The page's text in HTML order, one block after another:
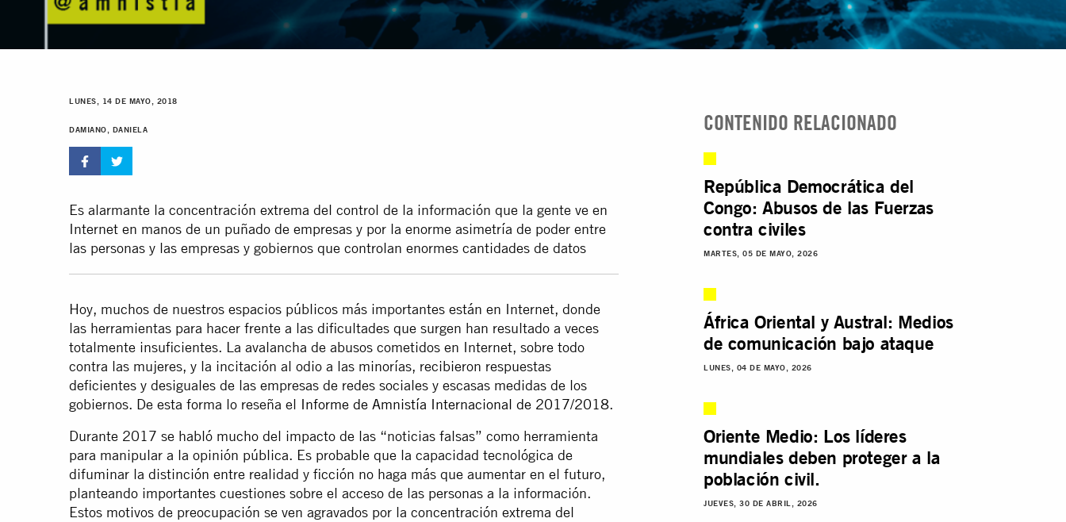
LUNES, 14 DE MAYO, 2018
DAMIANO, DANIELA
Es alarmante la concentración extrema del control de la información que la gente ve en
Internet en manos de un puñado de empresas y por la enorme asimetría de poder entre
las personas y las empresas y gobiernos que controlan enormes cantidades de datos
Hoy, muchos de nuestros espacios públicos más importantes están en Internet, donde
las herramientas para hacer frente a las dificultades que surgen han resultado a veces
totalmente insuficientes. La avalancha de abusos cometidos en Internet, sobre todo
contra las mujeres, y la incitación al odio a las minorías, recibieron respuestas
deficientes y desiguales de las empresas de redes sociales y escasas medidas de los
gobiernos. De esta forma lo reseña el Informe de Amnistía Internacional de 2017/2018.
Durante 2017 se habló mucho del impacto de las “noticias falsas” como herramienta
para manipular a la opinión pública. Es probable que la capacidad tecnológica de
difuminar la distinción entre realidad y ficción no haga más que aumentar en el futuro,
planteando importantes cuestiones sobre el acceso de las personas a la información.
Estos motivos de preocupación se ven agravados por la concentración extrema del
CONTENIDO RELACIONADO
República Democrática del
Congo: Abusos de las Fuerzas
contra civiles
MARTES, 05 DE MAYO, 2026
África Oriental y Austral: Medios
de comunicación bajo ataque
LUNES, 04 DE MAYO, 2026
Oriente Medio: Los líderes
mundiales deben proteger a la
población civil.
JUEVES, 30 DE ABRIL, 2026